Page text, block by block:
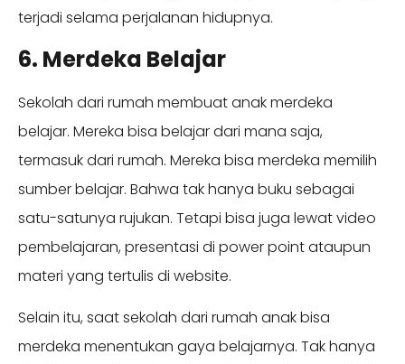
terjadi selama perjalanan hidupnya.
6. Merdeka Belajar
Sekolah dari rumah membuat anak merdeka
belajar. Mereka bisa belajar dari mana saja,
termasuk dari rumah. Mereka bisa merdeka memilih
sumber belajar. Bahwa tak hanya buku sebagai
satu-satunya rujukan. Tetapi bisa juga lewat video
pembelajaran, presentasi di power point ataupun
materi yang tertulis di website.
Selain itu, saat sekolah dari rumah anak bisa
merdeka menentukan gaya belajarnya. Tak hanya